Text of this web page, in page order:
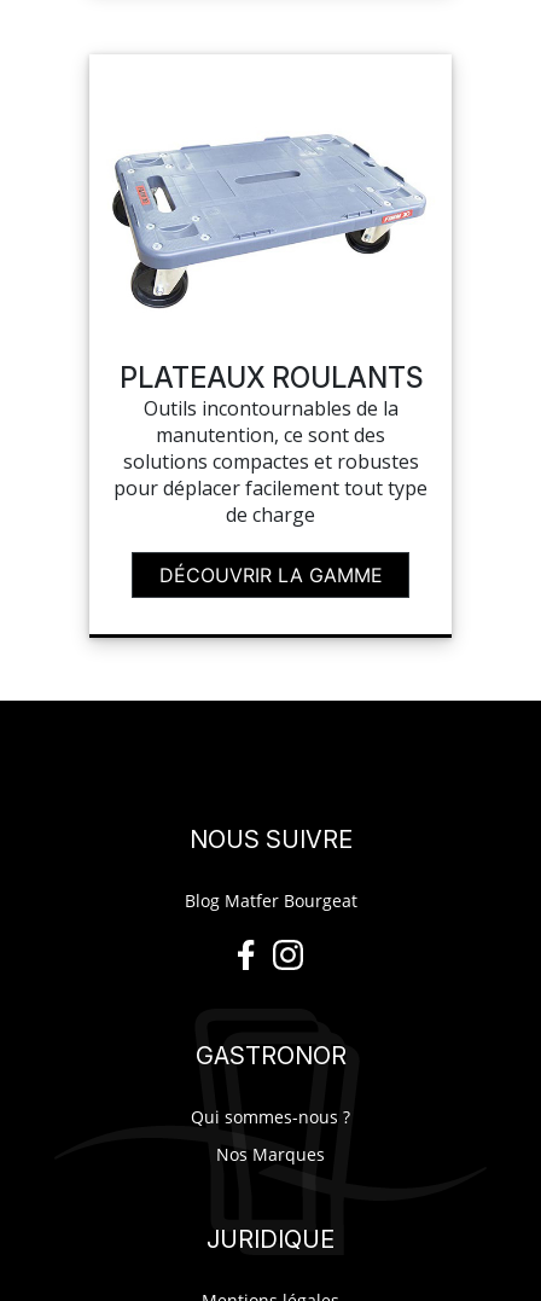
PLATEAUX ROULANTS
Outils incontournables de la
manutention, ce sont des
solutions compactes et robustes
pour déplacer facilement tout type
de charge
DÉCOUVRIR LA GAMME
NOUS SUIVRE
Blog Matfer Bourgeat
GASTRONOR
Qui sommes-nous ?
Nos Marques
JURIDIQUE